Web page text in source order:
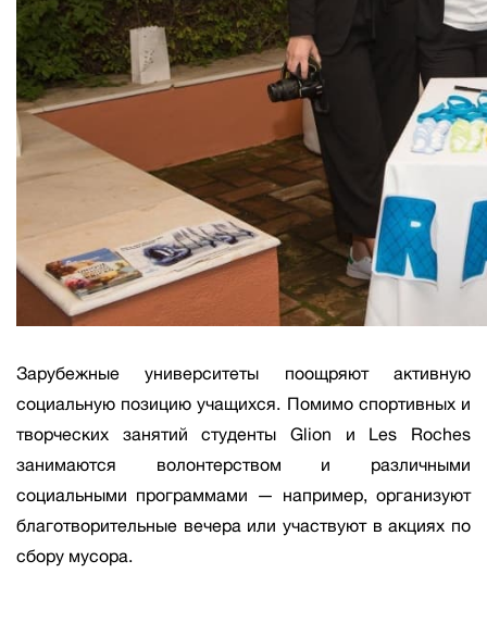
Зарубежные университеты поощряют активную
социальную позицию учащихся. Помимо спортивных и
творческих занятий студенты Glion и Les Roches
занимаются волонтерством и различными
социальными программами — например, организуют
благотворительные вечера или участвуют в акциях по
сбору мусора.